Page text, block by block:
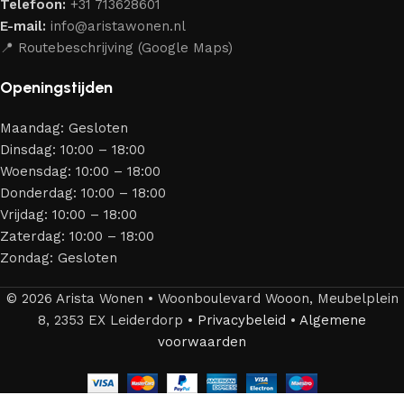
jarenlang kunt genieten van jouw interieur.
Telefoon: +31 713628601
E-mail: info@aristawonen.nl
📍 Routebeschrijving (Google Maps)
Openingstijden
Maandag: Gesloten
Dinsdag: 10:00 – 18:00
Woensdag: 10:00 – 18:00
Donderdag: 10:00 – 18:00
Vrijdag: 10:00 – 18:00
Zaterdag: 10:00 – 18:00
Zondag: Gesloten
© 2026 Arista Wonen • Woonboulevard Wooon, Meubelplein
8, 2353 EX Leiderdorp • Privacybeleid • Algemene
voorwaarden